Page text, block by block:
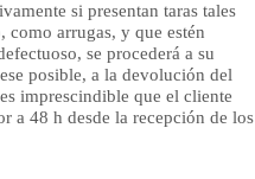
si presentan taras tales
como arrugas, y que estén
se procederá a su
posible, a la devolución del
imprescindible que el cliente
a 48 h desde la recepción de los